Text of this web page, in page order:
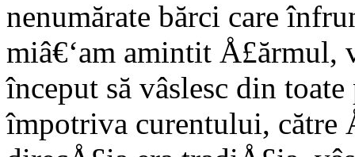
nenumărate bărci care
miâ€‘am amintit
început să vâslesc din
împotriva curentului, către